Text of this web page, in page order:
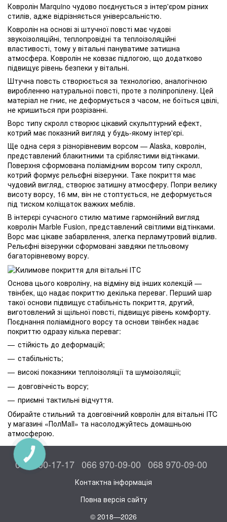
Ковролін Marquino чудово поєднується з інтер'єром різних
стилів, адже відрізняється універсальністю.
Ковролін на основі зі штучної повсті має чудові
звукоізоляційні, теплопровідні та теплоізоляційні
властивості, тому у вітальні пануватиме затишна
атмосфера. Ковролін не ковзає підлогою, що додатково
підвищує рівень безпеки у вітальні.
Штучна повсть створюється за технологією, аналогічною
виробленню натуральної повсті, проте з поліпропілену. Цей
матеріал не гниє, не деформується з часом, не боїться цвілі,
не кришиться при розрізанні.
Ворс типу скролл створює цікавий скульптурний ефект,
котрий має показний вигляд у будь-якому інтер'єрі.
Ще одна серя з різнорівневим ворсом — Alaska, ковролін,
представлений блакитними та сріблястими відтінками.
Поверхня сформована поліамідним ворсом типу скролл,
котрий формує рельєфні візерунки. Таке покриття має
чудовий вигляд, створює затишну атмосферу. Попри велику
висоту ворсу, 16 мм, він не стоптується, не деформується
під тиском коліщаток важких меблів.
В інтерєрі сучасного стилю матиме гармонійний вигляд
ковролін Marble Fusion, представлений світлими відтінками.
Ворс має цікаве забарвлення, злегка перламутровий відлив.
Рельєфні візерунки сформовані завдяки петльовому
багаторівневому ворсу.
Основа цього ковроліну, на відміну від інших колекцій —
твінбек, що надає покриттю декілька переваг. Перший шар
такої основи підвищує стабільність покриття, другий,
виготовлений зі щільної повсті, підвищує рівень комфорту.
Поєднання поліамідного ворсу та основи твінбек надає
покриттю одразу кілька переваг:
стійкість до деформацій;
стабільність;
високі показники теплоізоляції та шумоізоляції;
довговічність ворсу;
приємні тактильні відчуття.
Обирайте стильний та довговічний ковролін для вітальні ITC
у магазині «ПолMall» та насолоджуйтесь домашньою
атмосферою.
044 300-17-17 066 970-09-00 068 970-09-00
Контактна інформація
Повна версія сайту
© 2018—2026
КНОПКА
ЗВ'ЯЗКУ